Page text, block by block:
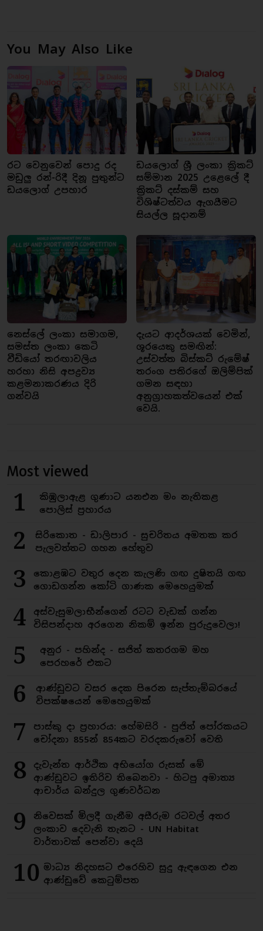
You May Also Like
රට වෙනුවෙන් පොදු රද
මඩුලු රන්-රිදී දිනූ පුතුන්ට
ඩයලොග් උපහාර
ඩයලොග් ශ්‍රී ලංකා ක්‍රිකට්
සම්මාන 2025 උළෙලේ දී
ක්‍රිකට් දස්කම් සහ
විශිෂ්ටත්වය ඇගයීමට
සියල්ල සූදානම්
නෙස්ලේ ලංකා සමාගම,
සමස්ත ලංකා කෙටි
වීඩියෝ තරඟාවලිය
හරහා නිසි අපද්‍රව්‍ය
කළමනාකරණය දිරි
ගන්වයි
දැයට ආදර්ශයක් වෙමින්,
ශූරයෙකු සමඟින්:
උස්වත්ත බිස්කට් රුමේෂ්
තරංග පතිරගේ ඔලිම්පික්
ගමන සඳහා
අනුග්‍රාහකත්වයෙන් එක්
වෙයි.
Most viewed
1
කිඹුලාඇළ ගුණාට යනඑන මං නැතිකළ
පොලිස් ප්‍රහාරය
2
සිරිකොත - ඩාලිපාර - සුචරිතය අමතක කර
පැලවත්තට ගහන හේතුව
3
කොළඹට වතුර දෙන කැලණි ගඟ දුෂිතයි ගඟ
ගොඩගන්න කෝටි ගාණක මෙහෙයුමක්
4
අස්වැසුමලාභීන්ගෙන් රටට වැඩක් ගන්න
විසිපන්දාහ අරගෙන නිකම් ඉන්න පුරුදුවෙලා!
5
අනුර - පහින්ද - සජිත් කතරගම මහ
පෙරහරේ එකට
6
ආණ්ඩුවට වසර දෙක පිරෙන සැප්තැම්බරයේ
විපක්ෂයෙන් මෙහෙයුමක්
7
පාස්කු දා ප්‍රහාරය: හේමසිරි - පූජිත් පෝරකයට
චෝදනා 855න් 854කට වරදකරුවෝ වෙති
8
දැවැන්ත ආර්ථික අභියෝග රුසක් මේ
ආණ්ඩුවට ඉතිරිව තිබෙනවා - හිටපු අමාත්‍ය
ආචාර්ය බන්දුල ගුණවර්ධන
9
නිවෙසක් මිලදී ගැනීම අසීරුම රටවල් අතර
ලංකාව දෙවැනි තැනට - UN Habitat
වාර්තාවක් පෙන්වා දෙයි
10 මාධ්‍ය නිදහසට එරෙහිව සුදු ඇඳගෙන එන
ආණ්ඩුවේ කෙටුම්පත